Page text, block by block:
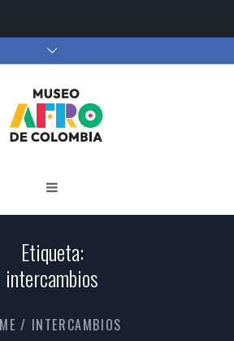
Etiqueta:
intercambios
/ INTERCAMBIOS